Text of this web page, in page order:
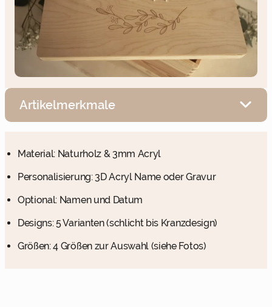
Artikelmerkmale
Material: Naturholz & 3mm Acryl
Personalisierung: 3D Acryl Name oder Gravur
Optional: Namen und Datum
Designs: 5 Varianten (schlicht bis Kranzdesign)
Größen: 4 Größen zur Auswahl (siehe Fotos)